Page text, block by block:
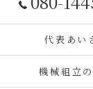
代表あい
機械組立